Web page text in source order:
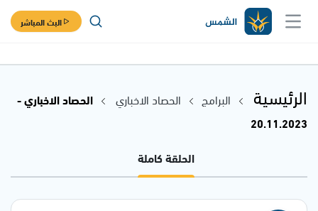
البث المباشر
الرئيسية البرامج الحصاد الاخباري
الحصاد الاخباري -
20.11.2023
الحلقة كاملة